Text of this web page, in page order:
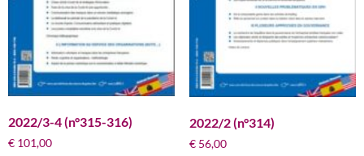
2022/3-4 (n°315-316)
€ 101,00
2022/2 (n°314)
€56,00